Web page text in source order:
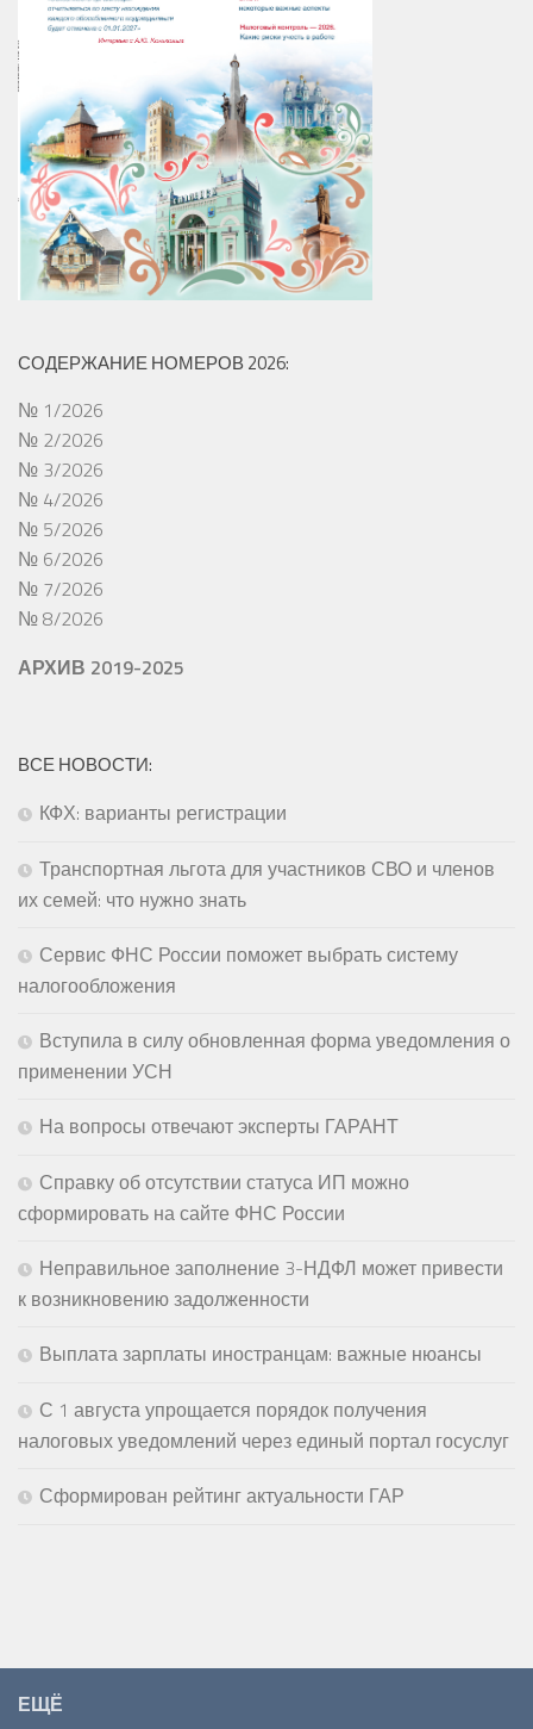
СОДЕРЖАНИЕ НОМЕРОВ 2026:
№ 1/2026
№ 2/2026
№ 3/2026
№ 4/2026
№ 5/2026
№ 6/2026
№ 7/2026
№ 8/2026
АРХИВ 2019-2025
ВСЕ НОВОСТИ:
КФХ: варианты регистрации
Транспортная льгота для участников СВО и членов
их семей: что нужно знать
Сервис ФНС России поможет выбрать систему
налогообложения
Вступила в силу обновленная форма уведомления о
применении УСН
На вопросы отвечают эксперты ГАРАНТ
Справку об отсутствии статуса ИП можно
сформировать на сайте ФНС России
Неправильное заполнение 3-НДФЛ может привести
к возникновению задолженности
Выплата зарплаты иностранцам: важные нюансы
С 1 августа упрощается порядок получения
налоговых уведомлений через единый портал госуслуг
Сформирован рейтинг актуальности ГАР
ЕЩЁ